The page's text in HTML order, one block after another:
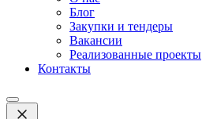
Блог
Закупки и тендеры
Вакансии
Реализованные проекты
Контакты